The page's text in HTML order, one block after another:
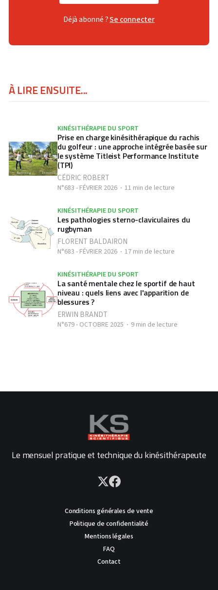
Déjà abonné ?Se connecter
À LIRE ENSUITE...
KINÉSITHÉRAPIE DU SPORT
Prise en charge kinésithérapique du rachis
du golfeur : une approche intégrée basée sur
le système Titleist Performance Institute
(TPI)
CÉDRIC ROBERT
N°683 - FÉVRIER 2026 11 min de lecture
KINÉSITHÉRAPIE DU SPORT
Les pathologies sterno-claviculaires du
rugbyman
FLORENT BALDAIRON
N°683 - FÉVRIER 2026 17 min de lecture
KINÉSITHÉRAPIE DU SPORT
La santé mentale chez le sportif de haut
niveau : quels liens avec l'apparition de
blessures ?
ERWIN BRANDT
N°679 - OCTOBRE 2025 9 min de lecture
Le mensuel pratique et technique du kinésithérapeute
Conditions générales de vente
Politique de confidentialité
Mentions légales
FAQ
Contact